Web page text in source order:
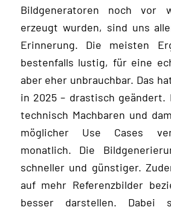
Bildgeneratoren noch vor
erzeugt wurden, sind uns
Erinnerung. Die meisten
bestenfalls lustig, für eine
aber eher unbrauchbar. Das
in 2025 – drastisch geändert.
technisch Machbaren und
möglicher Use Cases
monatlich. Die
schneller und günstiger.
auf mehr Referenzbilder
besser darstellen. Dabei